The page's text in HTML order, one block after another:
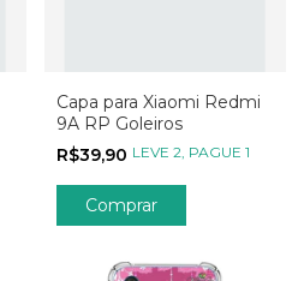
Capa para Xiaomi Redmi
9A RP Goleiros
R$39,90 LEVE 2, PAGUE 1
Comprar